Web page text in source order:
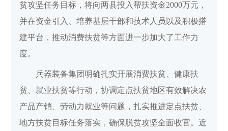
贫攻坚任务目标，将向两县投入帮扶资金2000万元，
并在资金引入、培养基层干部和技术人员以及积极搭
建平台，推动消费扶贫等方面进一步加大了工作力
度。
兵器装备集团明确扎实开展消费扶贫、健康扶
贫、就业扶贫等行动，协调定点扶贫地区有效解决农
产品产销、劳动力就业等问题，扎实推进定点扶贫、
地方扶贫目标任务落实，确保脱贫攻坚全面收官。近